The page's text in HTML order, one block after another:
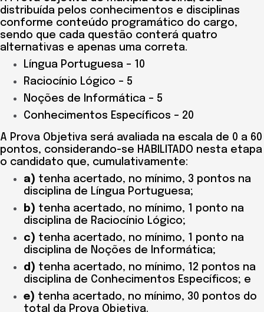
distribuída pelos conhecimentos e disciplinas
conforme conteúdo programático do cargo,
sendo que cada questão conterá quatro
alternativas e apenas uma correta.
Língua Portuguesa – 10
Raciocínio Lógico – 5
Noções de Informática – 5
Conhecimentos Específicos – 20
A Prova Objetiva será avaliada na escala de 0 a 60
pontos, considerando-se HABILITADO nesta etapa
o candidato que, cumulativamente:
a) tenha acertado, no mínimo, 3 pontos na
disciplina de Língua Portuguesa;
b) tenha acertado, no mínimo, 1 ponto na
disciplina de Raciocínio Lógico;
c) tenha acertado, no mínimo, 1 ponto na
disciplina de Noções de Informática;
d) tenha acertado, no mínimo, 12 pontos na
disciplina de Conhecimentos Específicos; e
e) tenha acertado, no mínimo, 30 pontos do
total da Prova Objetiva.